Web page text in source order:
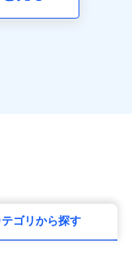
テゴリから探す